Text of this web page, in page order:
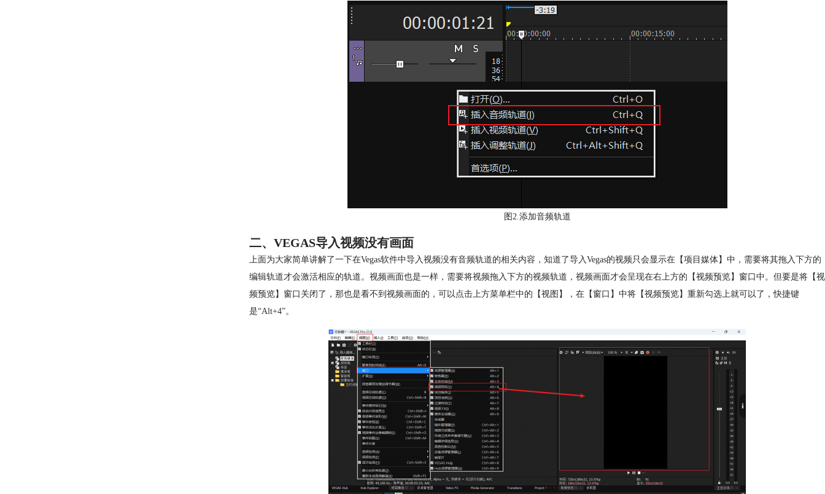
图2.添加音频轨道
二、VEGAS导入视频没有画面
上面为大家简单讲解了一下在Vegas软件中导入视频没有音频轨道的相关内容，知道了导入Vegas的视频只会显示在【项目媒体】中，需要将其拖入下方的
编辑轨道才会激活相应的轨道。视频画面也是一样，需要将视频拖入下方的视频轨道，视频画面才会呈现在右上方的【视频预览】窗口中。但要是将【视
频预览】窗口关闭了，那也是看不到视频画面的，可以点击上方菜单栏中的【视图】，在【窗口】中将【视频预览】重新勾选上就可以了，快捷键
是“Alt+4”。